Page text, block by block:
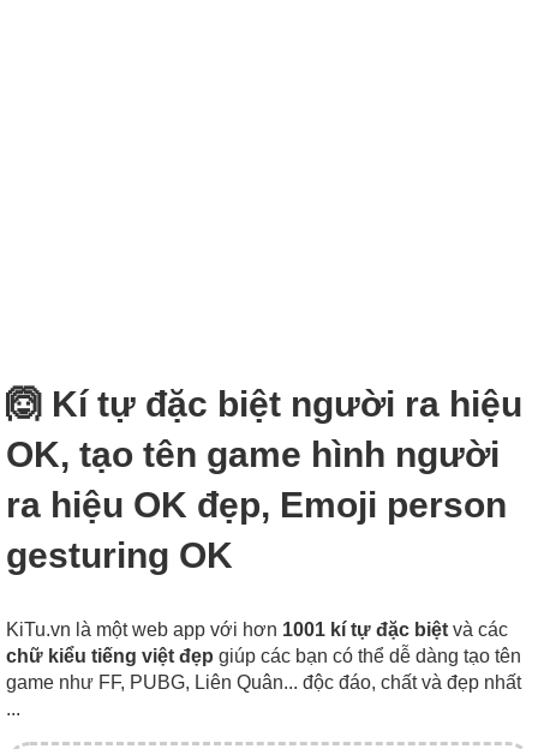
🙆 Kí tự đặc biệt người ra hiệu
OK, tạo tên game hình người
ra hiệu OK đẹp, Emoji person
gesturing OK
KiTu.vn là một web app với hơn 1001 kí tự đặc biệt và các
chữ kiểu tiếng việt đẹp giúp các bạn có thể dễ dàng tạo tên
game như FF, PUBG, Liên Quân... độc đáo, chất và đẹp nhất
...